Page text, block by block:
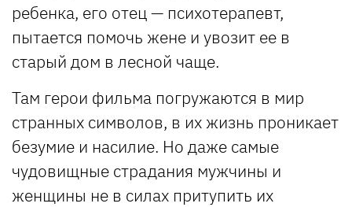
ребенка, его отец — психотерапевт,
пытается помочь жене и увозит ее в
старый дом в лесной чаще.
Там герои фильма погружаются в мир
странных символов, в их жизнь проникает
безумие и насилие. Но даже самые
чудовищные страдания мужчины и
женщины не в силах притупить их